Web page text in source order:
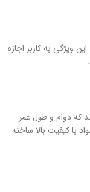
ویژگی به کاربر اجازه
که دوام و طول عمر
با کیفیت بالا ساخته